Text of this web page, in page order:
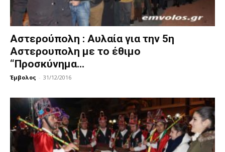
Αστερούπολη : Αυλαία για την 5η
Αστερουπολη με το έθιμο
“Προσκύνημα...
Έμβολος - 31/12/2016